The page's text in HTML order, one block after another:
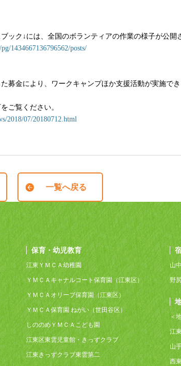
ック↓には、全国のボランティアの作業の様子が公開
1434667136796562/posts/
募金により、ワークキャンプほか支援活動が実施で
ご覧ください。
2018/07/20180712.html
一覧へ戻る
保育・幼児教育
江東ＹＭＣＡ幼稚園
ＹＭＣＡキャナルコート保育園（江東区）
ＹＭＣＡオリーブ保育園（江東区）
ＹＭＣＡ保育園 ねがい（世田谷区）
しののめＹＭＣＡこども園
江東区東雲児童館・きっずクラブ
江東きっずクラブ東雲第二
山
野
＜
江
山
西